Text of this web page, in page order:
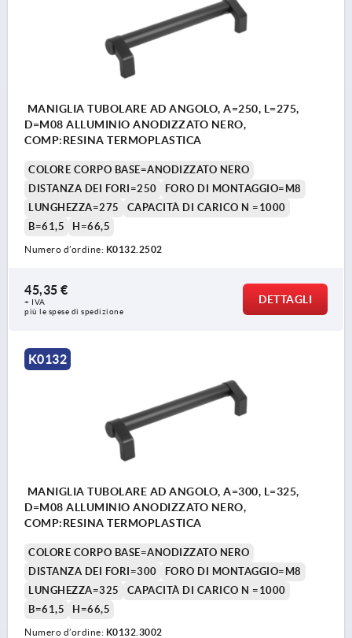
MANIGLIA TUBOLARE AD ANGOLO, A=250, L=275,
D=M08 ALLUMINIO ANODIZZATO NERO,
COMP:RESINA TERMOPLASTICA
COLORE CORPO BASE=ANODIZZATO NERO
DISTANZA DEI FORI=250
FORO DI MONTAGGIO=M8
LUNGHEZZA=275
CAPACITÀ DI CARICO N =1000
B=61,5
H=66,5
Numero d’ordine: K0132.2502
45,35 €
+ IVA
più le spese di spedizione
DETTAGLI
K0132
MANIGLIA TUBOLARE AD ANGOLO, A=300, L=325,
D=M08 ALLUMINIO ANODIZZATO NERO,
COMP:RESINA TERMOPLASTICA
COLORE CORPO BASE=ANODIZZATO NERO
DISTANZA DEI FORI=300
FORO DI MONTAGGIO=M8
LUNGHEZZA=325
CAPACITÀ DI CARICO N =1000
B=61,5
H=66,5
Numero d’ordine: K0132.3002